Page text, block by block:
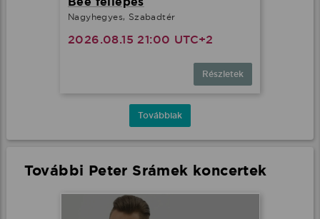
Nagyhegyes, Szabadtér
2026.08.15 21:00 UTC+2
Részletek
Továbbiak
További Peter Srámek koncertek